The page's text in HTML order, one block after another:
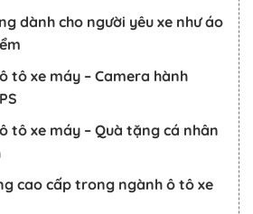
dành cho người yêu xe như áo
tô xe máy – Camera hành
tô xe máy – Quà tặng cá nhân
cao cấp trong ngành ô tô xe